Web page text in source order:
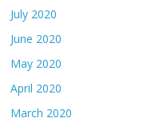
July 2020
June 2020
May 2020
April 2020
March 2020